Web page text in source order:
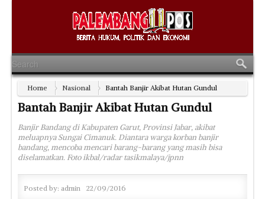
Home Nasional Bantah Banjir Akibat Hutan Gundul
Bantah Banjir Akibat Hutan Gundul
Banjir Bandang di Kabupaten Garut, Provinsi Jabar, akibat
meluapnya Sungai Cimanuk. Diantara warga korban banjir
bandang, mencoba mencari barang-barang yang masih bisa
diselamatkan. Foto ikbal/radar tasikmalaya/jpnn
Posted by: admin 22/09/2016